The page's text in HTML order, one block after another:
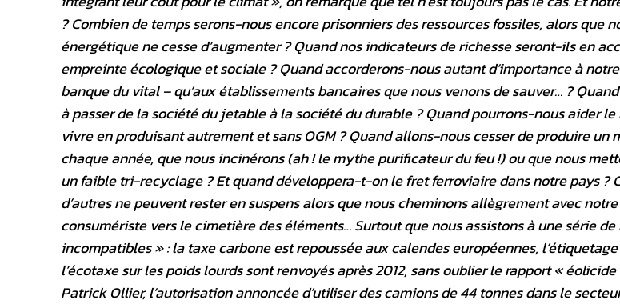
? Combien de temps serons-nous encore prisonniers des ressources fossiles, alors que
énergétique ne cesse d’augmenter ? Quand nos indicateurs de richesse seront-ils en
empreinte écologique et sociale ? Quand accorderons-nous autant d’importance à
banque du vital – qu’aux établissements bancaires que nous venons de sauver… ?
à passer de la société du jetable à la société du durable ? Quand pourrons-nous aider
vivre en produisant autrement et sans OGM ? Quand allons-nous cesser de produire un
chaque année, que nous incinérons (ah ! le mythe purificateur du feu !) ou que nous
un faible tri-recyclage ? Et quand développera-t-on le fret ferroviaire dans notre pays ?
d’autres ne peuvent rester en suspens alors que nous cheminons allègrement avec
consumériste vers le cimetière des éléments… Surtout que nous assistons à une série
incompatibles » : la taxe carbone est repoussée aux calendes européennes,
l’écotaxe sur les poids lourds sont renvoyés après 2012, sans oublier le rapport «
Patrick Ollier, l’autorisation annoncée d’utiliser des camions de 44 tonnes dans le